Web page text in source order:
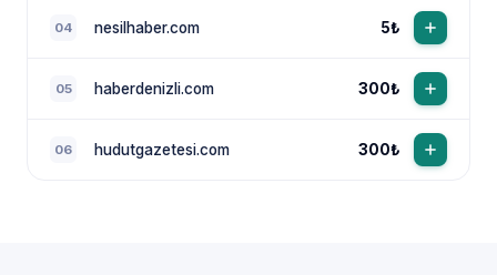
04 nesilhaber.com 5₺
05 haberdenizli.com 300₺
06 hudutgazetesi.com 300₺